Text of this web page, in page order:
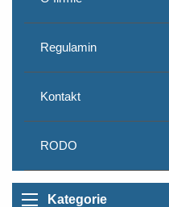
Regulamin
Kontakt
RODO
Kategorie